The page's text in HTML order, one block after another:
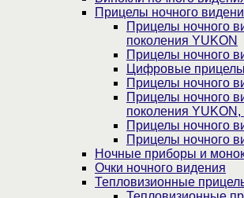
Прицелы ночного
Прицелы ночного
поколения YUKON
Прицелы ночного
Цифровые
Прицелы ночного
Прицелы ночного
поколения
Прицелы ночного
Прицелы ночного
Ночные приборы и
Очки ночного видения
Тепловизионные